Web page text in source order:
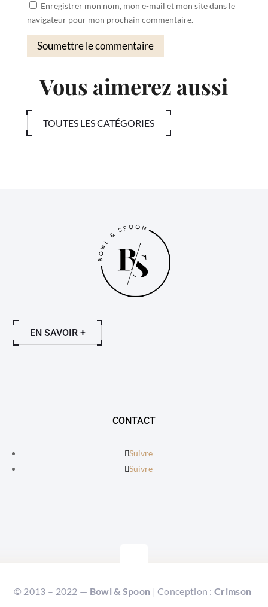
Enregistrer mon nom, mon e-mail et mon site dans le
navigateur pour mon prochain commentaire.
Soumettre le commentaire
Vous aimerez aussi
TOUTES LES CATÉGORIES
EN SAVOIR +
CONTACT
Suivre
Suivre
© 2013 – 2022 — Bowl & Spoon | Conception :Crimson